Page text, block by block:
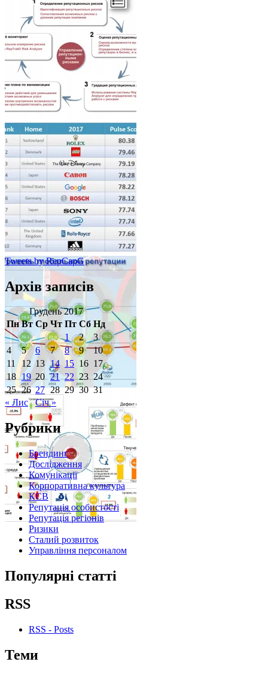
Architecture
Tweets by RepCapG
Архів записів
Грудень 2017
Пн Вт Ср Чт Пт Сб Нд
1
2
3
4
5 6 7 8 9
10
11
12 13 14 15 16 17
18 19 20 21 22 23 24
25 26 27 28 29 30 31
« Лис
Січ »
Рубрики
Брендинг
Дослідження
Комунікації
Корпоративна культура
КСВ
Репутація особистості
Репутація регіонів
Ризики
Сталий розвиток
Управління персоналом
Популярні статті
RSS
RSS - Posts
Теми